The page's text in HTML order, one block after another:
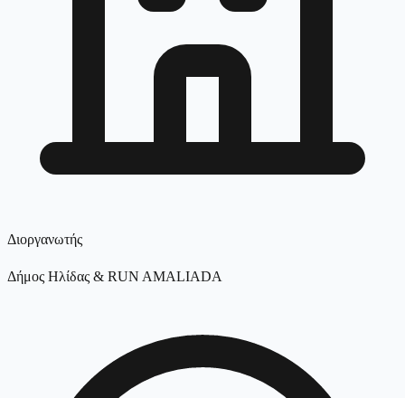
Διοργανωτής
Δήμος Ηλίδας & RUN AMALIADA